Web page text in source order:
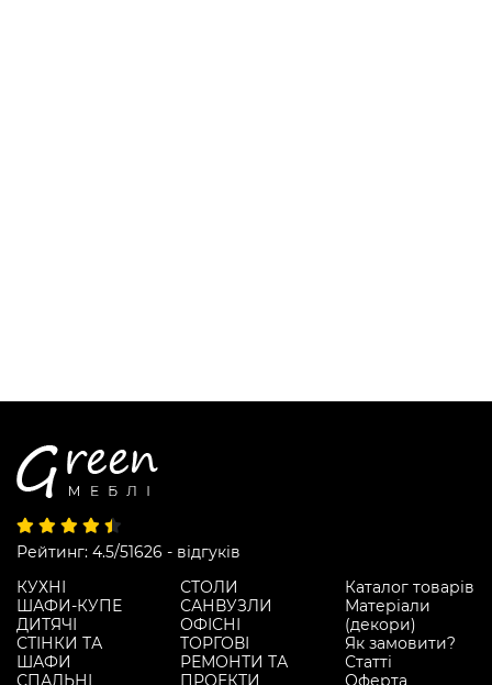
Рейтинг: 4.5/51626 - відгуків
КУХНІ
ШАФИ-КУПЕ
ДИТЯЧІ
СТІНКИ ТА
ШАФИ
СПАЛЬНІ
СТОЛИ
САНВУЗЛИ
ОФІСНІ
ТОРГОВІ
РЕМОНТИ ТА
ПРОЕКТИ
Каталог товарів
Матеріали
(декори)
Як замовити?
Статті
Оферта